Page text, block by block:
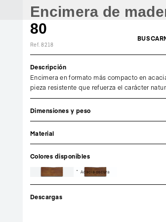
BUSCAR
Encimera de
80
Ref. 8218
Descripción
Encimera en formato más compacto en
pieza resistente que refuerza el carácter
Dimensiones y peso
Material
Colores disponibles
Acacia oscura
Descargas